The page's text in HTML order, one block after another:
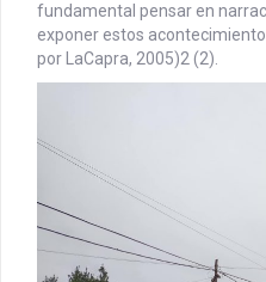
fundamental pensar en
exponer estos
por LaCapra, 2005)2 (2).